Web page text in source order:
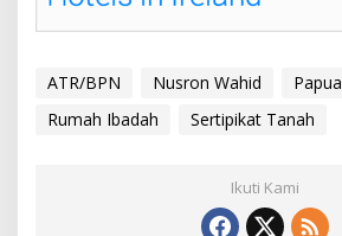
ATR/BPN Nusron Wahid
Papua
Rumah Ibadah
Sertipikat Tanah
Ikuti Kami